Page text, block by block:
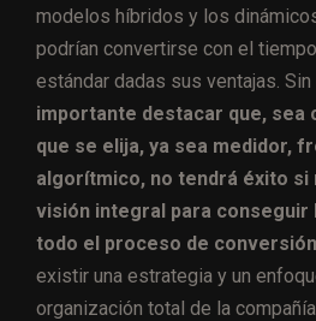
modelos híbridos y los
podrían convertirse con el
estándar dadas sus ventajas. Sin
importante destacar que, sea
que se elija, ya sea medidor,
algorítmico, no tendrá éxito si
visión integral para conseguir
todo el proceso de conversión
existir una estrategia y un
organización total de la